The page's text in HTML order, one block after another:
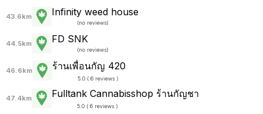
43.6km Infinity weed house
(no reviews)
44.5km FD SNK
(no reviews)
46.6km ร้านเพื่อนกัญ 420
5.0 ( 6 reviews )
47.4km Fulltank Cannabisshop ร้านกัญชา
5.0 ( 6 reviews )